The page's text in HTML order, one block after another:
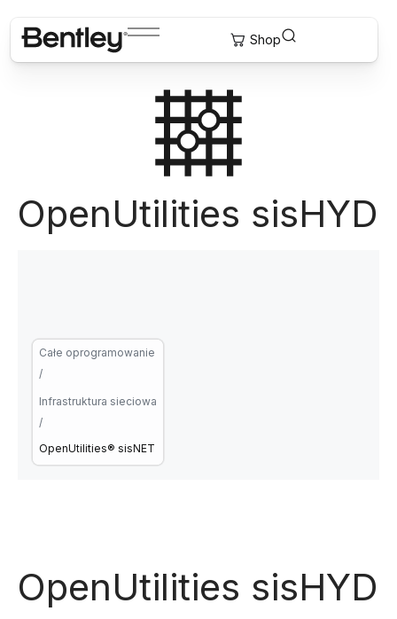
OpenUtilities sisHYD
Całe oprogramowanie
/
Infrastruktura sieciowa
/
OpenUtilities® sisNET
OpenUtilities sisHYD